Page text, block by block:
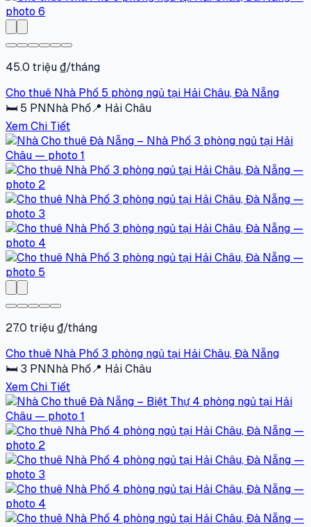
45.0 triệu ₫/tháng
Cho thuê Nhà Phố 5 phòng ngủ tại Hải Châu, Đà Nẵng
🛏 5 PNNhà Phố📍 Hải Châu
Xem Chi Tiết
27.0 triệu ₫/tháng
Cho thuê Nhà Phố 3 phòng ngủ tại Hải Châu, Đà Nẵng
🛏 3 PNNhà Phố📍 Hải Châu
Xem Chi Tiết